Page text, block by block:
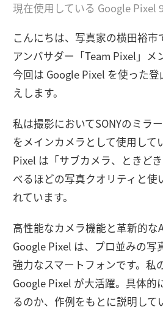
現在使用している Google Pixel
こんにちは、写真家の横田裕市
アンバサダー「Team Pixel」メ
今回は Google Pixel を使った
えします。
私は撮影においてSONYのミラ
をメインカメラとして使用して
Pixel は「サブカメラ、ときど
べるほどの写真クオリティと使
れています。
高性能なカメラ機能と革新的な
Google Pixel は、プロ並みの写
強力なスマートフォンです。私
Google Pixel が大活躍。具体的
るのか、作例をもとに説明して